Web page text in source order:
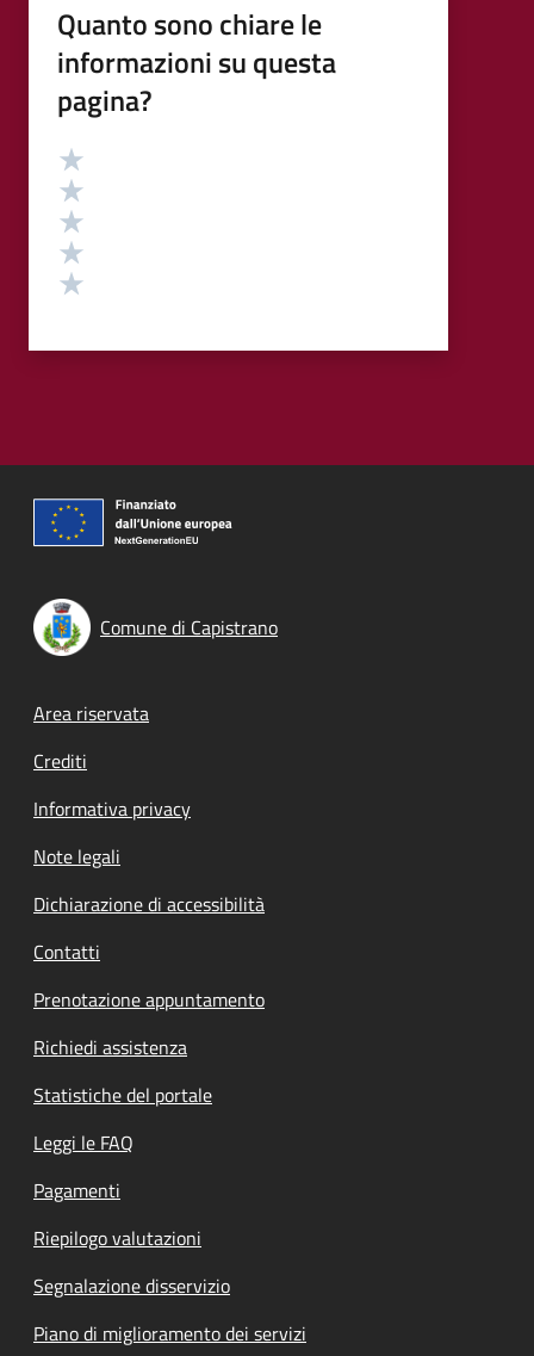
Quanto sono chiare le
informazioni su questa
pagina?
Valutazione
Comune di Capistrano
Footer menu
Area riservata
Crediti
Informativa privacy
Note legali
Dichiarazione di accessibilità
Contatti
Prenotazione appuntamento
Richiedi assistenza
Statistiche del portale
Leggi le FAQ
Pagamenti
Riepilogo valutazioni
Segnalazione disservizio
Piano di miglioramento dei servizi